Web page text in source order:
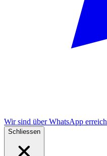
Wir sind über WhatsApp
Schliessen